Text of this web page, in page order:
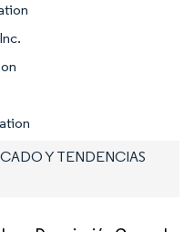
Y TENDENCIAS